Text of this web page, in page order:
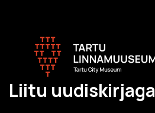
Liitu uudiskirjaga